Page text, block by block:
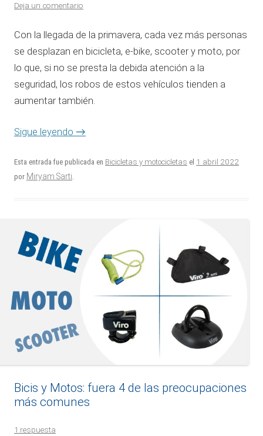
Deja un comentario
Con la llegada de la primavera, cada vez más personas
se desplazan en bicicleta, e-bike, scooter y moto, por
lo que, si no se presta la debida atención a la
seguridad, los robos de estos vehículos tienden a
aumentar también.
Sigue leyendo →
Esta entrada fue publicada en Bicicletas y motocicletas el 1 abril 2022
por Miryam Sarti.
Bicis y Motos: fuera 4 de las preocupaciones
más comunes
1 respuesta